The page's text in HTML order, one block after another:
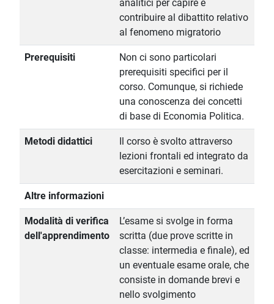
analitici per capire e
contribuire al dibattito relativo
al fenomeno migratorio
Prerequisiti
Non ci sono particolari
prerequisiti specifici per il
corso. Comunque, si richiede
una conoscenza dei concetti
di base di Economia Politica.
Metodi didattici
Il corso è svolto attraverso
lezioni frontali ed integrato da
esercitazioni e seminari.
Altre informazioni
Modalità di verifica
dell'apprendimento
L’esame si svolge in forma
scritta (due prove scritte in
classe: intermedia e finale), ed
un eventuale esame orale, che
consiste in domande brevi e
nello svolgimento